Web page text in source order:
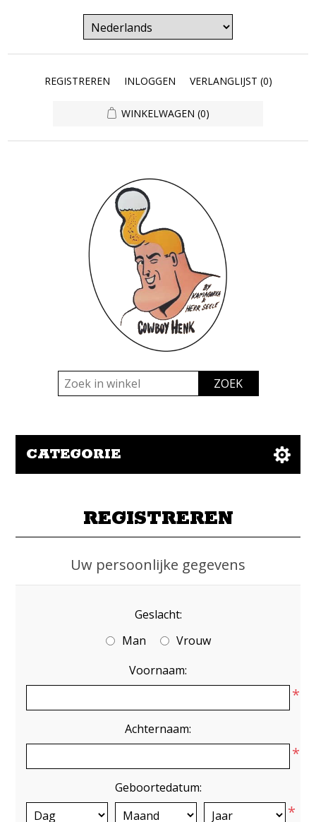
REGISTREREN INLOGGEN VERLANGLIJST (0)
WINKELWAGEN (0)
CATEGORIE
REGISTREREN
Uw persoonlijke gegevens
Geslacht:
Man
Vrouw
Voornaam:
*
Achternaam:
*
Geboortedatum:
*